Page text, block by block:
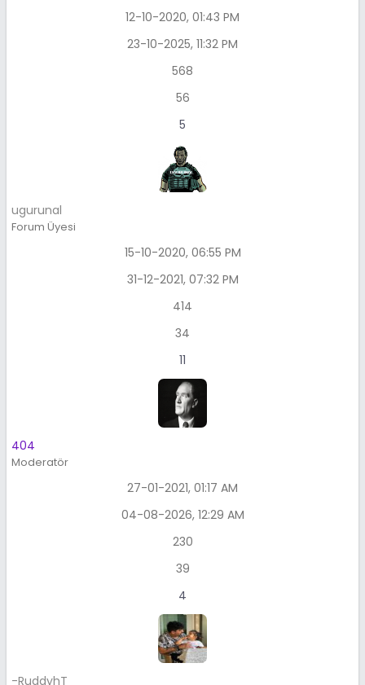
12-10-2020, 01:43 PM
23-10-2025, 11:32 PM
568
56
5
ugurunal
Forum Üyesi
15-10-2020, 06:55 PM
31-12-2021, 07:32 PM
414
34
11
404
Moderatör
27-01-2021, 01:17 AM
04-08-2026, 12:29 AM
230
39
4
-RuddyhT